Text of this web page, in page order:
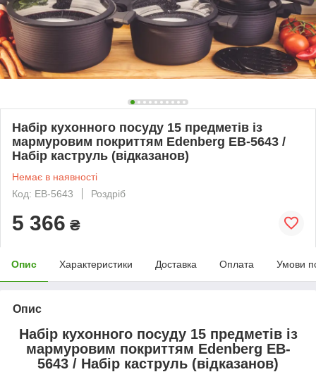
Набір кухонного посуду 15 предметів із
мармуровим покриттям Edenberg EB-5643 /
Набір каструль (відказанов)
Немає в наявності
Код: EB-5643
Роздріб
5 366 ₴
Опис Характеристики Доставка Оплата Умови
Опис
Набір кухонного посуду 15 предметів із
мармуровим покриттям Edenberg EB-
5643 / Набір каструль (відказанов)